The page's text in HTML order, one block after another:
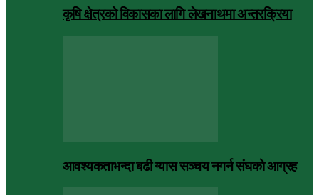
कृषि क्षेत्रको विकासका लागि लेखनाथमा अन्तरक्रिया
आवश्यकताभन्दा बढी ग्यास सञ्चय नगर्न संघकाे आग्रह